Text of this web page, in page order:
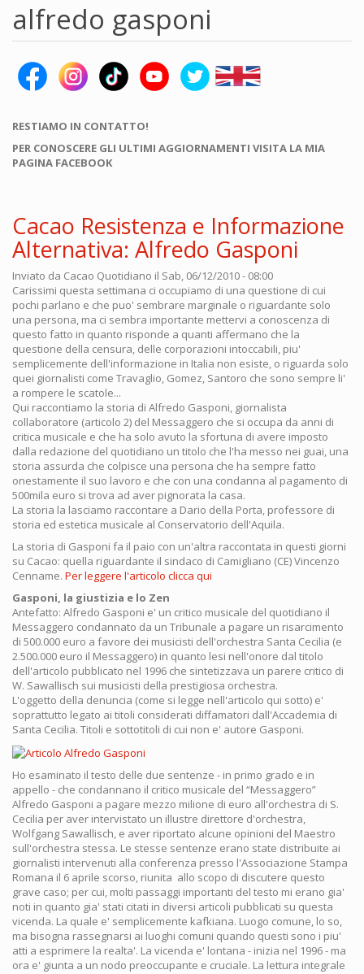
alfredo gasponi
RESTIAMO IN CONTATTO!
PER CONOSCERE GLI ULTIMI AGGIORNAMENTI VISITA LA MIA
PAGINA FACEBOOK
Cacao Resistenza e Informazione
Alternativa: Alfredo Gasponi
Inviato da Cacao Quotidiano il Sab, 06/12/2010 - 08:00
Carissimi questa settimana ci occupiamo di una questione di cui
pochi parlano e che puo' sembrare marginale o riguardante solo
una persona, ma ci sembra importante mettervi a conoscenza di
questo fatto in quanto risponde a quanti affermano che la
questione della censura, delle corporazioni intoccabili, piu'
semplicemente dell'informazione in Italia non esiste, o riguarda solo
quei giornalisti come Travaglio, Gomez, Santoro che sono sempre li'
a rompere le scatole...
Qui raccontiamo la storia di Alfredo Gasponi, giornalista
collaboratore (articolo 2) del Messaggero che si occupa da anni di
critica musicale e che ha solo avuto la sfortuna di avere imposto
dalla redazione del quotidiano un titolo che l'ha messo nei guai, una
storia assurda che colpisce una persona che ha sempre fatto
onestamente il suo lavoro e che con una condanna al pagamento di
500mila euro si trova ad aver pignorata la casa.
La storia la lasciamo raccontare a Dario della Porta, professore di
storia ed estetica musicale al Conservatorio dell'Aquila.
La storia di Gasponi fa il paio con un'altra raccontata in questi giorni
su Cacao: quella riguardante il sindaco di Camigliano (CE) Vincenzo
Cenname. Per leggere l'articolo clicca qui
Gasponi, la giustizia e lo Zen
Antefatto: Alfredo Gasponi e' un critico musicale del quotidiano il
Messaggero condannato da un Tribunale a pagare un risarcimento
di 500.000 euro a favore dei musicisti dell'orchestra Santa Cecilia (e
2.500.000 euro il Messaggero) in quanto lesi nell'onore dal titolo
dell'articolo pubblicato nel 1996 che sintetizzava un parere critico di
W. Sawallisch sui musicisti della prestigiosa orchestra.
L'oggetto della denuncia (come si legge nell'articolo qui sotto) e'
soprattutto legato ai titoli considerati diffamatori dall'Accademia di
Santa Cecilia. Titoli e sottotitoli di cui non e' autore Gasponi.
Ho esaminato il testo delle due sentenze - in primo grado e in
appello - che condannano il critico musicale del “Messaggero”
Alfredo Gasponi a pagare mezzo milione di euro all'orchestra di S.
Cecilia per aver intervistato un illustre direttore d'orchestra,
Wolfgang Sawallisch, e aver riportato alcune opinioni del Maestro
sull'orchestra stessa. Le stesse sentenze erano state distribuite ai
giornalisti intervenuti alla conferenza presso l'Associazione Stampa
Romana il 6 aprile scorso, riunita allo scopo di discutere questo
grave caso; per cui, molti passaggi importanti del testo mi erano gia'
noti in quanto gia' stati citati in diversi articoli pubblicati su questa
vicenda. La quale e' semplicemente kafkiana. Luogo comune, lo so,
ma bisogna rassegnarsi ai luoghi comuni quando questi sono i piu'
atti a esprimere la realta'. La vicenda e' lontana - inizia nel 1996 - ma
ora e' giunta a un nodo preoccupante e cruciale. La lettura integrale